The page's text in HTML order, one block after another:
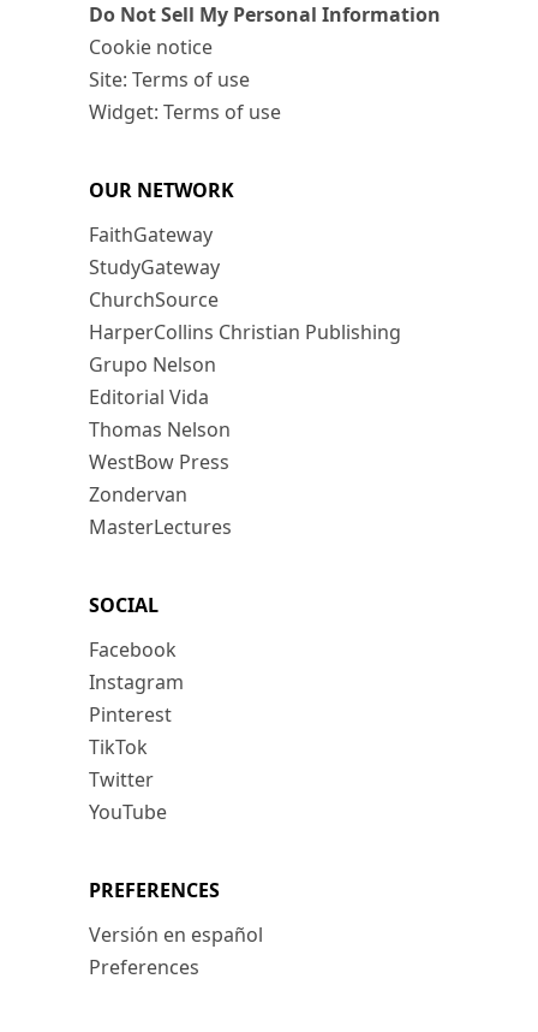
Do Not Sell My Personal Information
Cookie notice
Site: Terms of use
Widget: Terms of use
OUR NETWORK
FaithGateway
StudyGateway
ChurchSource
HarperCollins Christian Publishing
Grupo Nelson
Editorial Vida
Thomas Nelson
WestBow Press
Zondervan
MasterLectures
SOCIAL
Facebook
Instagram
Pinterest
TikTok
Twitter
YouTube
PREFERENCES
Versión en español
Preferences